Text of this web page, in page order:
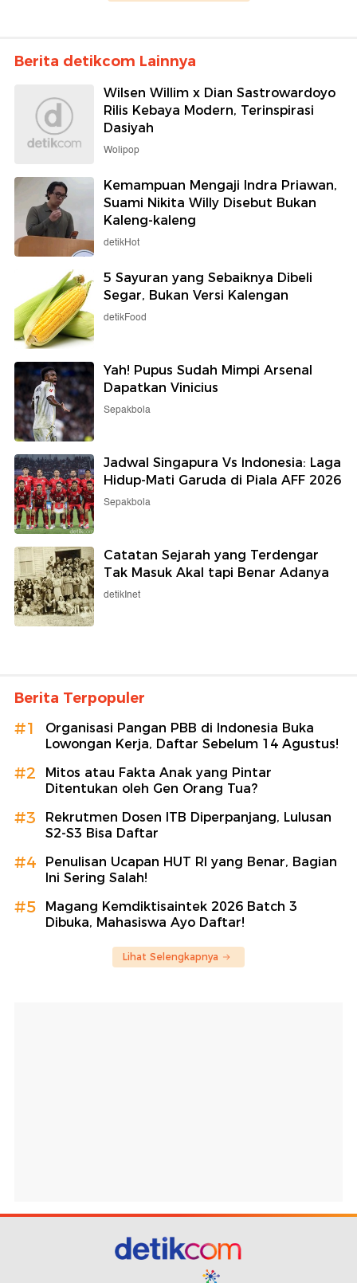
Berita detikcom Lainnya
Wilsen Willim x Dian Sastrowardoyo
Rilis Kebaya Modern, Terinspirasi
Dasiyah
Wolipop
Kemampuan Mengaji Indra Priawan,
Suami Nikita Willy Disebut Bukan
Kaleng-kaleng
detikHot
5 Sayuran yang Sebaiknya Dibeli
Segar, Bukan Versi Kalengan
detikFood
Yah! Pupus Sudah Mimpi Arsenal
Dapatkan Vinicius
Sepakbola
Jadwal Singapura Vs Indonesia: Laga
Hidup-Mati Garuda di Piala AFF 2026
Sepakbola
Catatan Sejarah yang Terdengar
Tak Masuk Akal tapi Benar Adanya
detikInet
Berita Terpopuler
#1
Organisasi Pangan PBB di Indonesia Buka
Lowongan Kerja, Daftar Sebelum 14 Agustus!
#2
Mitos atau Fakta Anak yang Pintar
Ditentukan oleh Gen Orang Tua?
#3
Rekrutmen Dosen ITB Diperpanjang, Lulusan
S2-S3 Bisa Daftar
#4
Penulisan Ucapan HUT RI yang Benar, Bagian
Ini Sering Salah!
#5
Magang Kemdiktisaintek 2026 Batch 3
Dibuka, Mahasiswa Ayo Daftar!
Lihat Selengkapnya